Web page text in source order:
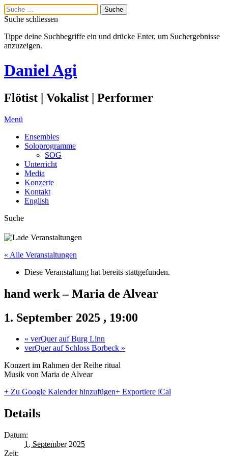
Suche schliessen
Tippe deine Suchbegriffe ein und drücke Enter, um Suchergebnisse
anzuzeigen.
Daniel Agi
Flötist | Vokalist | Performer
Menü
Ensembles
Soloprogramme
SOG
Unterricht
Media
Konzerte
Kontakt
English
Suche
« Alle Veranstaltungen
Diese Veranstaltung hat bereits stattgefunden.
hand werk – Maria de Alvear
1. September 2025 , 19:00
« verQuer auf Burg Linn
verQuer auf Schloss Borbeck »
Konzert im Rahmen der Reihe ritual
Musik von Maria de Alvear
+ Zu Google Kalender hinzufügen+ Exportiere iCal
Details
Datum:
1. September 2025
Zeit: